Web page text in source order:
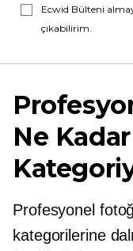
Ecwid Bülteni
çıkabilirim.
Ne
Profesyonel
kategorilerine